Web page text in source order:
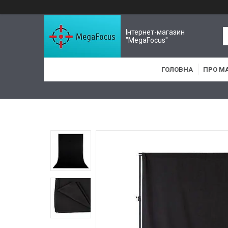
Інтернет-магазин
"MegaFocus"
ГОЛОВНА ПРО